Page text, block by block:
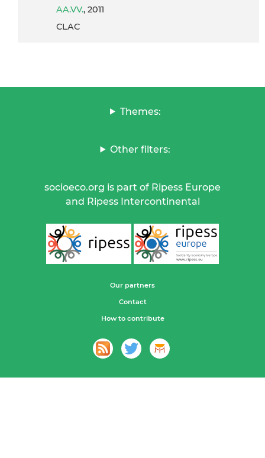
AA.VV., 2011
CLAC
Themes:
Other filters:
socioeco.org is part of Ripess Europe
and Ripess Intercontinental
Our partners
Contact
How to contribute